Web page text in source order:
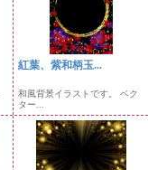
紅葉、紫和柄玉...
和風背景イラストです。 ベク
ター...